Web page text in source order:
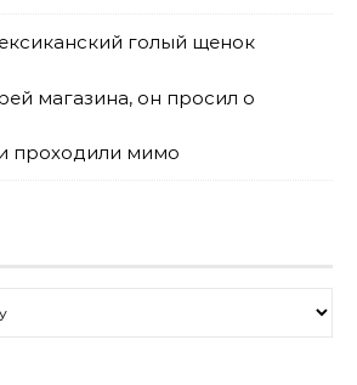
голый щенок
магазина, он просил о
проходили мимо